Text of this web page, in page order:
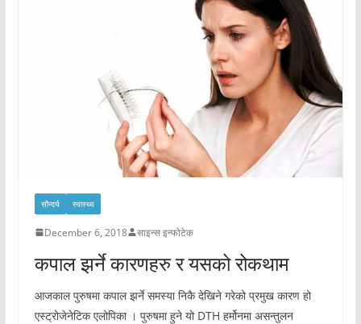
सौन्दर्य स्वास्थ्य
December 6, 2018 साइन्स इन्फोटेक
कपाल झर्ने कारणहरु र यसको रोकथाम
आजकाल पुरुषमा कपाल झर्ने समस्या निकै देखिने गरेको प्रमुख कारण हो
एस्ट्रोजेनेटिक एलोपिका । पुरुषमा हुने यो DTH हर्मोनमा असन्तुलन